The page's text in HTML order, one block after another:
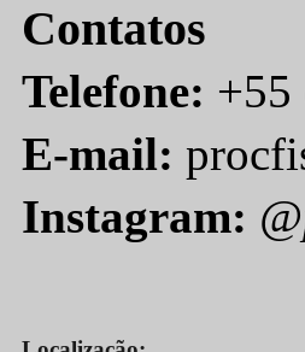
Contatos
Telefone: +55
E-mail:
Instagram: